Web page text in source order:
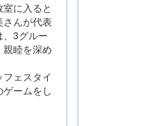
に入ると
んが代表
3グルー
睦を深め
ェスタイ
ームをし